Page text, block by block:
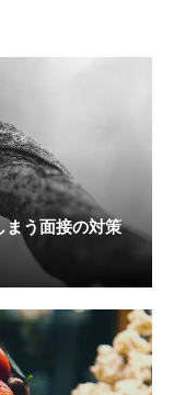
まう面接の対策